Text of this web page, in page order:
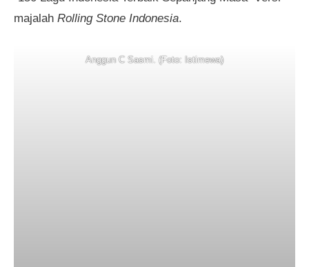
majalah Rolling Stone Indonesia.
Anggun C Sasmi. (Foto: Istimewa)